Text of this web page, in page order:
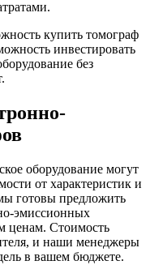
купить томограф
инвестировать
без
оборудование могут
от характеристик и
готовы предложить
эмиссионных
ценам. Стоимость
и наши менеджеры
в вашем бюджете.